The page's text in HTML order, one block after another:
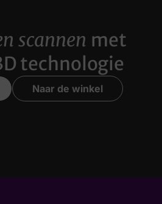
scannen met
technologie
Naar de winkel